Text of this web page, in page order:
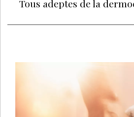
Tous adeptes de la